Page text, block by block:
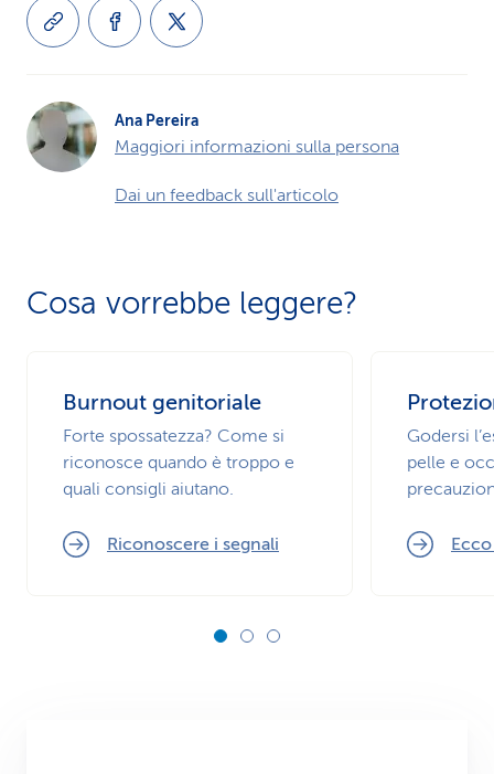
Ana Pereira
Maggiori informazioni sulla persona
Dai un feedback sull'articolo
Cosa vorrebbe leggere?
Burnout genitoriale
Forte spossatezza? Come si
riconosce quando è troppo e
quali consigli aiutano.
Riconoscere i segnali
Godersi
pelle e